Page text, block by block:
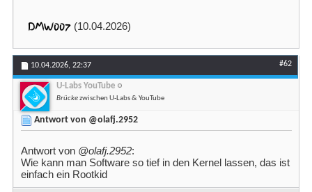
DMW007 (10.04.2026)
10.04.2026, 22:37 #62
U-Labs YouTube
Brückezwischen U-Labs & YouTube
Antwort von @olafj.2952
Antwort von @olafj.2952:
Wie kann man Software so tief in den Kernel lassen, das ist
einfach ein Rootkid